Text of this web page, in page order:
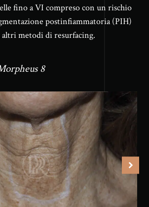
fino a VI compreso con un rischio
postinfiammatoria (PIH)
altri metodi di resurfacing.
8